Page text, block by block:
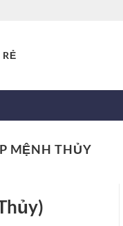
MỆNH THỦY